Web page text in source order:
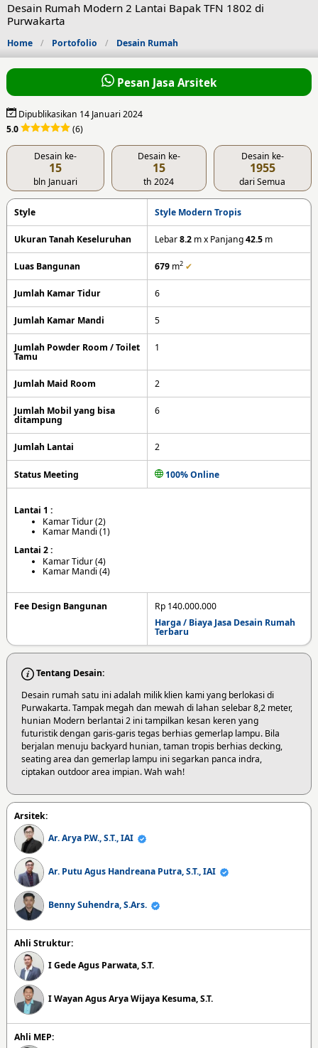
Desain Rumah Modern 2 Lantai Bapak TFN 1802 di
Purwakarta
Home Portofolio Desain Rumah
Pesan Jasa Arsitek
Dipublikasikan 14 Januari 2024
5.0
(6)
Desain ke-
15
bln Januari
Desain ke-
15
th 2024
Desain ke-
1955
dari Semua
Style Style Modern Tropis
Ukuran Tanah Keseluruhan Lebar8.2 m x Panjang42.5 m
Luas Bangunan 679 m2 ✔
Jumlah Kamar Tidur 6
Jumlah Kamar Mandi 5
Jumlah Powder Room / Toilet
Tamu
1
Jumlah Maid Room 2
Jumlah Mobil yang bisa
ditampung
6
Jumlah Lantai 2
Status Meeting 100% Online
Lantai 1 :
Kamar Tidur (2)
Kamar Mandi (1)
Lantai 2 :
Kamar Tidur (4)
Kamar Mandi (4)
Fee Design Bangunan
Rp 140.000.000
Harga / Biaya Jasa Desain Rumah
Terbaru
Tentang Desain:
Desain rumah satu ini adalah milik klien kami yang berlokasi di
Purwakarta. Tampak megah dan mewah di lahan selebar 8,2 meter,
hunian Modern berlantai 2 ini tampilkan kesan keren yang
futuristik dengan garis-garis tegas berhias gemerlap lampu. Bila
berjalan menuju backyard hunian, taman tropis berhias decking,
seating area dan gemerlap lampu ini segarkan panca indra,
ciptakan outdoor area impian. Wah wah!
Arsitek:
Ar. Arya P.W., S.T., IAI
Ar. Putu Agus Handreana Putra, S.T., IAI
Benny Suhendra, S.Ars.
Ahli Struktur:
I Gede Agus Parwata, S.T.
I Wayan Agus Arya Wijaya Kesuma, S.T.
Ahli MEP: